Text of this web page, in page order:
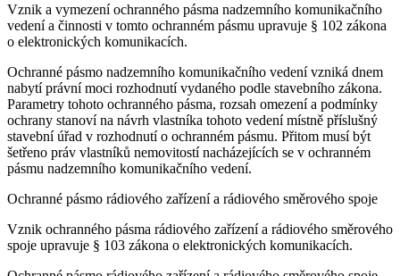
Vznik a vymezení ochranného pásma nadzemního komunikačního
vedení a činnosti v tomto ochranném pásmu upravuje § 102 zákona
o elektronických komunikacích.
Ochranné pásmo nadzemního komunikačního vedení vzniká dnem
nabytí právní moci rozhodnutí vydaného podle stavebního zákona.
Parametry tohoto ochranného pásma, rozsah omezení a podmínky
ochrany stanoví na návrh vlastníka tohoto vedení místně příslušný
stavební úřad v rozhodnutí o ochranném pásmu. Přitom musí být
šetřeno práv vlastníků nemovitostí nacházejících se v ochranném
pásmu nadzemního komunikačního vedení.
Ochranné pásmo rádiového zařízení a rádiového směrového spoje
Vznik ochranného pásma rádiového zařízení a rádiového směrového
spoje upravuje § 103 zákona o elektronických komunikacích.